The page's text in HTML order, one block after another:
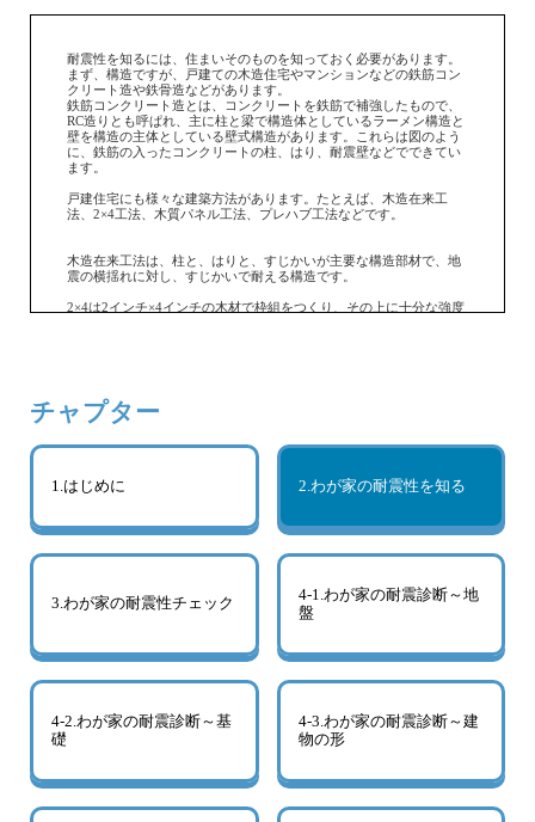
耐震性を知るには、住まいそのものを知っておく必要があります。
まず、構造ですが、戸建ての木造住宅やマンションなどの鉄筋コン
クリート造や鉄骨造などがあります。
鉄筋コンクリート造とは、コンクリートを鉄筋で補強したもので、
RC造りとも呼ぱれ、主に柱と梁で構造体としているラーメン構造と
壁を構造の主体としている壁式構造があります。これらは図のよう
に、鉄筋の入ったコンクリートの柱、はり、耐震壁などでできてい
ます。
戸建住宅にも様々な建築方法があります。たとえば、木造在来工
法、2×4工法、木質パネル工法、プレハブ工法などです。
木造在来工法は、柱と、はりと、すじかいが主要な構造部材で、地
震の横揺れに対し、すじかいで耐える構造です。
2×4は2インチ×4インチの木材で枠組をつくり、その上に十分な強度
それまでの基準と比較して地震に対して強くなったのです。実際、
阪神・淡路大震災でも昭和55年以前の建物に被害が集中していま
ん。地震の力は建物の一番弱い部分に作用します。1階が駐車場など
になっていて、壁がなく柱だけのようなピロティ形式や、複雑な形
頼のできる専門家に心あたりがない場合は、地元の地方自治体や各
都道府県の建築士事務所協会などへ問い合わせてみましょう。
なくありません。確認の上、大いに利用したいものです。
なお、耐震診断は建物全体を見て診断を行いますが、大規模なマン
チャプター
1.はじめに 2.わが家の耐震性を知る
3.わが家の耐震性チェック
4-1.わが家の耐震診断～地
盤
4-2.わが家の耐震診断～基
礎
4-3.わが家の耐震診断～建
物の形